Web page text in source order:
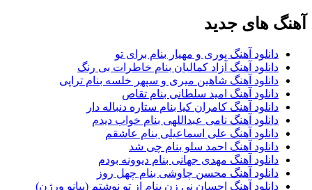
آهنگ های جدید
دانلود آهنگ پوری و مهیار بنام برای تو
دانلود آهنگ آزاد کمالیان بنام خاطرات بی رنگ
دانلود آهنگ شاهین میری و سپهر خلسه بنام تراپی
دانلود آهنگ امید سلطانی بنام تقاص
دانلود آهنگ کامران کیا بنام ستاره دنباله دار
دانلود آهنگ نامی عبداللهی بنام خواب دیدم
دانلود آهنگ علی اسماعیلی بنام عاشقم
دانلود آهنگ احمد سلو بنام چی شد
دانلود آهنگ مهدی جهانی بنام دیوونه بودم
دانلود آهنگ محسن چاوشی بنام چهل روز
دانلود آهنگ احسان نی زن بنام از تو نوشتم (پیانو ورژن)